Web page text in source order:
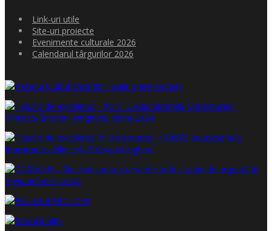
Link-uri utile
Site-uri proiecte
Evenimente culturale 2026
Calendarul târgurilor 2026